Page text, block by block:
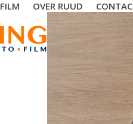
FILM OVER RUUD